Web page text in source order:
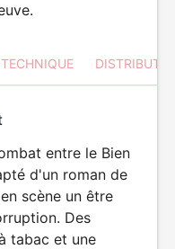
entre le Bien
d'un roman de
scène un être
Des
tabac et une